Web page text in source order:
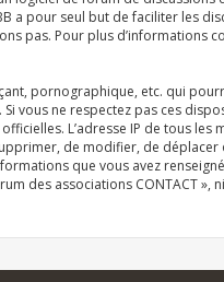
a pour seul but de faciliter les
pas. Pour plus d’informations
pornographique, etc. qui
vous ne respectez pas ces
L’adresse IP de tous les
de modifier, de
que vous avez
des associations CONTACT »,